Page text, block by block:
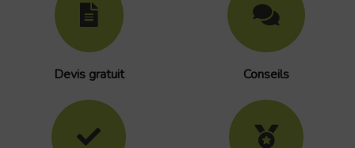
Devis gratuit Conseils